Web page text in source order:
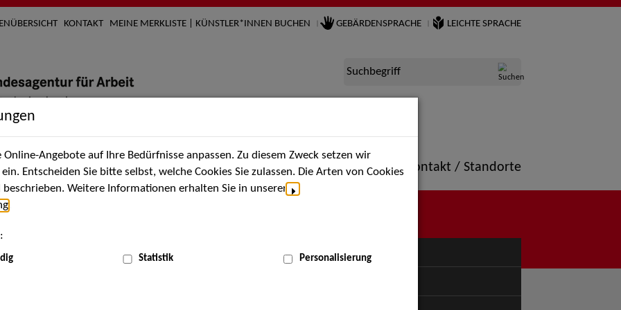
KONTAKT MEINE MERKLISTE | KÜNSTLER*INNEN BUCHEN GEBÄRDENSPRACHE LEICHTE SPRACHE
Suchbegriff
Künstler*innen Über uns Aktuelles Termine Portfolio Kontakt / Standorte
MENÜ
Angebote auf Ihre Bedürfnisse anpassen. Zu diesem Zweck setzen wir
Entscheiden Sie bitte selbst, welche Cookies Sie zulassen. Die Arten von Cookies
Weitere Informationen erhalten Sie in unserer
Statistik Personalisierung